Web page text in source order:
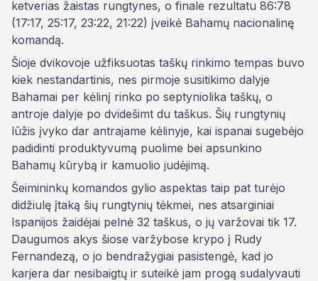
ketverias žaistas rungtynes, o finale rezultatu 86:78
(17:17, 25:17, 23:22, 21:22) įveikė Bahamų nacionalinę
komandą.
Šioje dvikovoje užfiksuotas taškų rinkimo tempas buvo
kiek nestandartinis, nes pirmoje susitikimo dalyje
Bahamai per kėlinį rinko po septyniolika taškų, o
antroje dalyje po dvidešimt du taškus. Šių rungtynių
lūžis įvyko dar antrajame kėlinyje, kai ispanai sugebėjo
padidinti produktyvumą puolime bei apsunkino
Bahamų kūrybą ir kamuolio judėjimą.
Šeimininkų komandos gylio aspektas taip pat turėjo
didžiulę įtaką šių rungtynių tėkmei, nes atsarginiai
Ispanijos žaidėjai pelnė 32 taškus, o jų varžovai tik 17.
Daugumos akys šiose varžybose krypo į Rudy
Fernandezą, o jo bendražygiai pasistengė, kad jo
karjera dar nesibaigtų ir suteikė jam progą sudalyvauti